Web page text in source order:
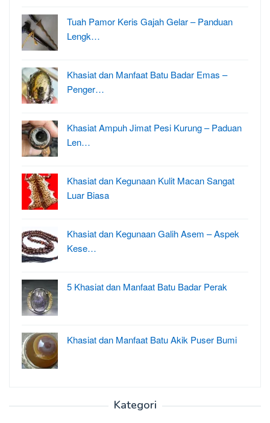
Tuah Pamor Keris Gajah Gelar – Panduan
Lengk…
Khasiat dan Manfaat Batu Badar Emas –
Penger…
Khasiat Ampuh Jimat Pesi Kurung – Paduan
Len…
Khasiat dan Kegunaan Kulit Macan Sangat
Luar Biasa
Khasiat dan Kegunaan Galih Asem – Aspek
Kese…
5 Khasiat dan Manfaat Batu Badar Perak
Khasiat dan Manfaat Batu Akik Puser Bumi
Kategori